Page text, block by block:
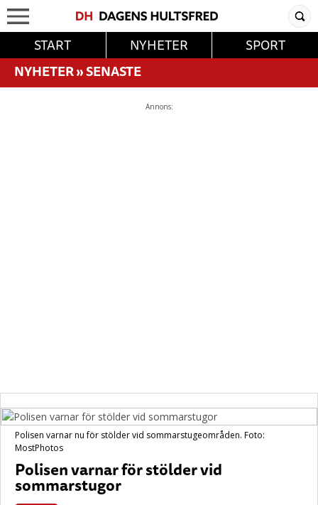
START NYHETER
SPORT
NYHETER»SENASTE
Annons:
Polisen varnar nu för stölder vid sommarstugeområden. Foto:
MostPhotos
Polisen varnar för stölder vid
sommarstugor